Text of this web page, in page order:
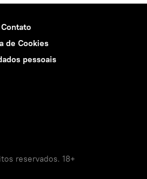
Contato
de Cookies
pessoais
reservados. 18+